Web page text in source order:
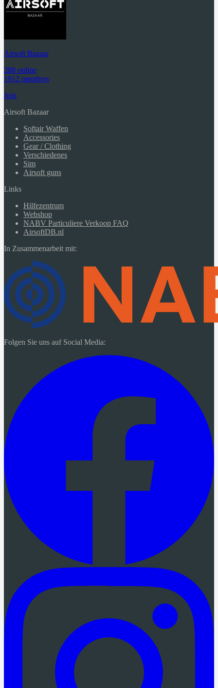
Airsoft Bazaar
288 online
1912 members
Join
Airsoft Bazaar
Softair Waffen
Accessories
Gear / Clothing
Verschiedenes
Sim
Airsoft guns
Links
Hilfezentrum
Webshop
NABV Particuliere Verkoop FAQ
AirsoftDB.nl
In Zusammenarbeit mit:
Folgen Sie uns auf Social Media: